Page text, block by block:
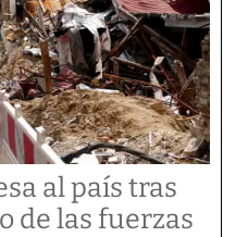
al país tras
de las fuerzas